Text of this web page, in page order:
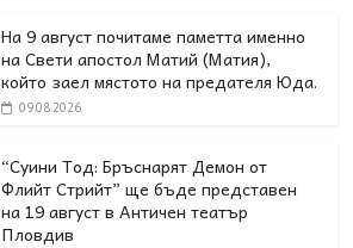
На 9 август почитаме паметта именно
на Свети апостол Матий (Матия),
който заел мястото на предателя Юда.
09.08.2026
“Суини Тод: Бръснарят Демон от
Флийт Стрийт” ще бъде представен
на 19 август в Античен театър
Пловдив